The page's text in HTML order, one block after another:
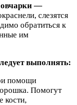
овчарки —
слезятся
обратиться к
им
выполнять:
помощи
Помогут
кости,